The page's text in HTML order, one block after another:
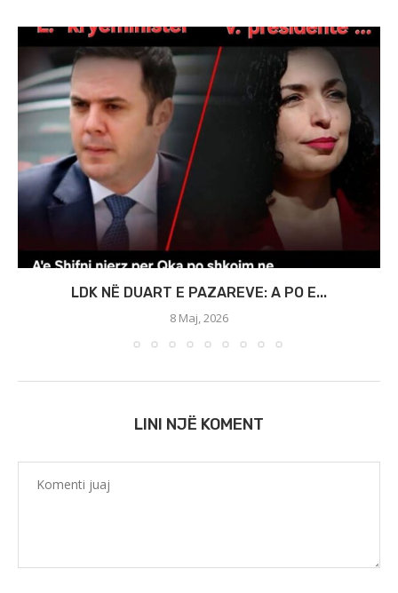
LDK NË DUART E PAZAREVE: A PO E...
8 Maj, 2026
LINI NJË KOMENT